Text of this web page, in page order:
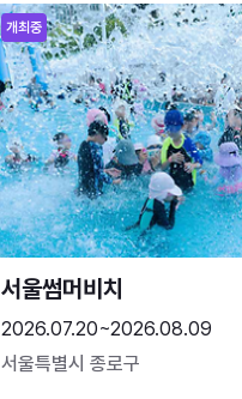
개최중
서울썸머비치
2026.07.20~2026.08.09
서울특별시 종로구